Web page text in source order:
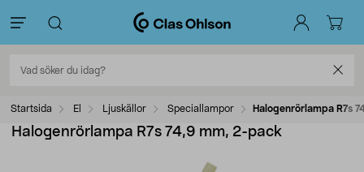
Startsida El Ljuskällor Speciallampor Halogenrörlampa R7s
Halogenrörlampa R7s 74,9 mm, 2-pack